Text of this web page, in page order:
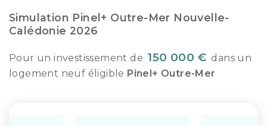
Simulation Pinel+ Outre-Mer Nouvelle-
Calédonie 2026
Pour un investissement de 150 000 € dans un
logement neuf éligible Pinel+ Outre-Mer